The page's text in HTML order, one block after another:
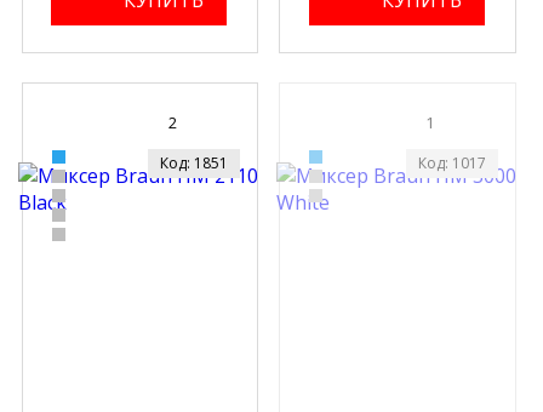
2
Код: 1851
1
Код: 1017